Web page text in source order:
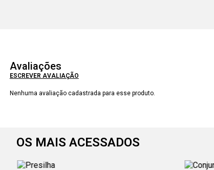
Avaliações
ESCREVER AVALIAÇÃO
Nenhuma avaliação cadastrada para esse produto.
OS MAIS ACESSADOS